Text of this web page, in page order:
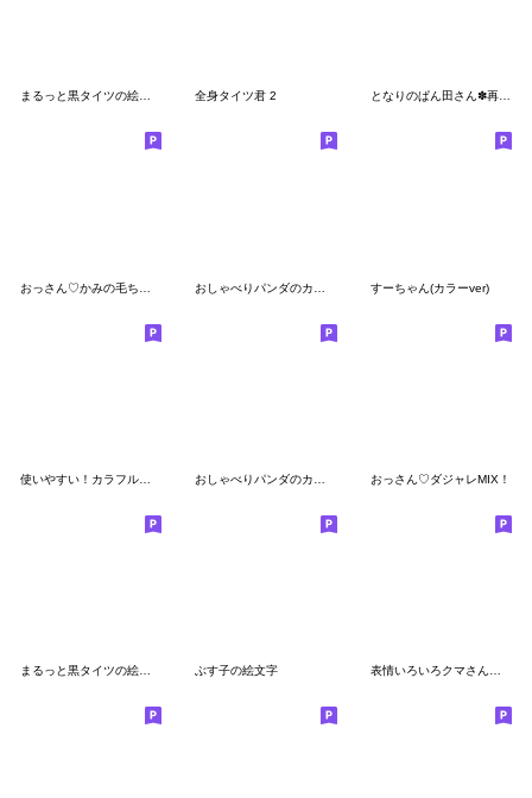
まるっと黒タイツの絵文字② 全身タイツ君 2 となりのぱん田さん✽再販✽
すーちゃん(カラーver)
おっさん♡ダジャレMIX！
まるっと黒タイツの絵文字③ ぶす子の絵文字 表情いろいろクマさん絵文字